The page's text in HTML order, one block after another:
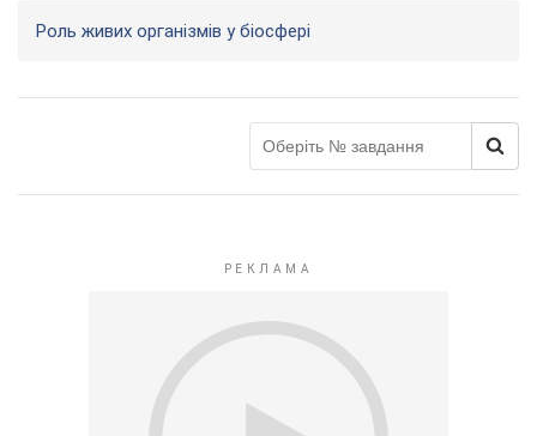
Роль живих організмів у біосфері